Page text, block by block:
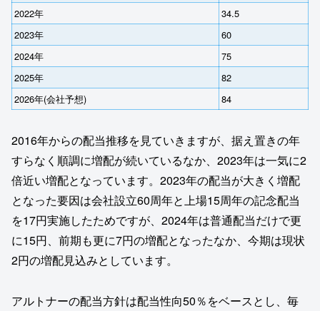
2022年
34.5
2023年
60
2024年
75
2025年
82
2026年(会社予想)
84
2016年からの配当推移を見ていきますが、据え置きの年
すらなく順調に増配が続いているなか、2023年は一気に2
倍近い増配となっています。2023年の配当が大きく増配
となった要因は会社設立60周年と上場15周年の記念配当
を17円実施したためですが、2024年は普通配当だけで更
に15円、前期も更に7円の増配となったなか、今期は現状
2円の増配見込みとしています。
アルトナーの配当方針は配当性向50％をベースとし、毎